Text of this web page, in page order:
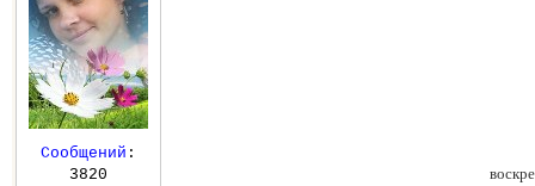
Сообщений :
3820